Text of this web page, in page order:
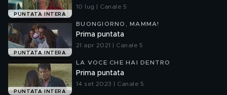
PUNTATA INTERA
10 lug | Canale 5
PUNTATA INTERA
BUONGIORNO, MAMMA!
Prima puntata
21 apr 2021 | Canale 5
PUNTATA INTERA
LA VOCE CHE HAI DENTRO
Prima puntata
14 set 2023 | Canale 5